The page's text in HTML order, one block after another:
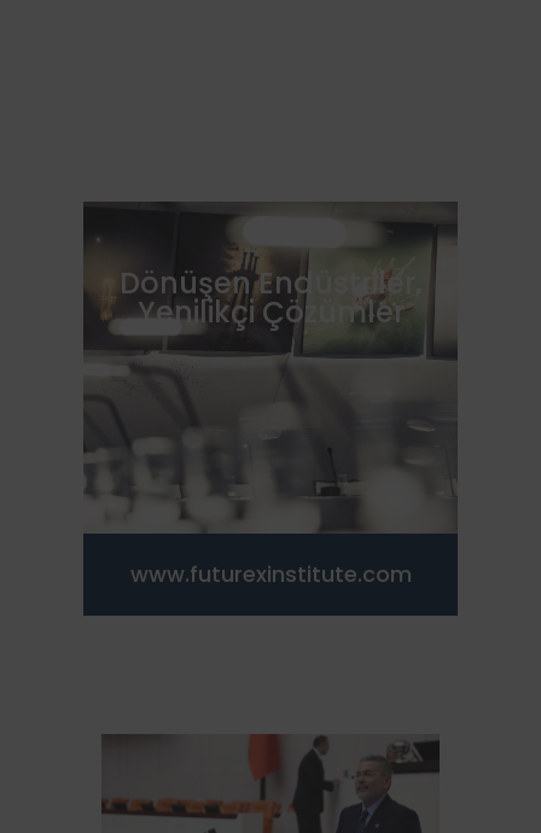
Dönüşen Endüstriler,
Yenilikçi Çözümler
www.futurexinstitute.com